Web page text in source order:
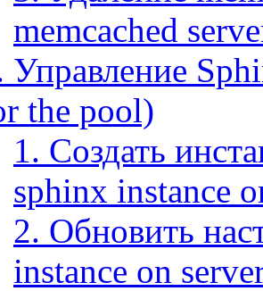
memcached
Управление
the pool)
1. Создать
sphinx instance
2. Обновить
instance on